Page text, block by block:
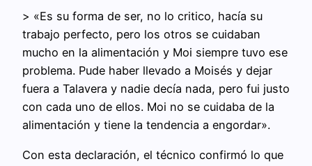
> «Es su forma de ser, no lo critico, hacía su
trabajo perfecto, pero los otros se cuidaban
mucho en la alimentación y Moi siempre tuvo ese
problema. Pude haber llevado a Moisés y dejar
fuera a Talavera y nadie decía nada, pero fui justo
con cada uno de ellos. Moi no se cuidaba de la
alimentación y tiene la tendencia a engordar».
Con esta declaración, el técnico confirmó lo que